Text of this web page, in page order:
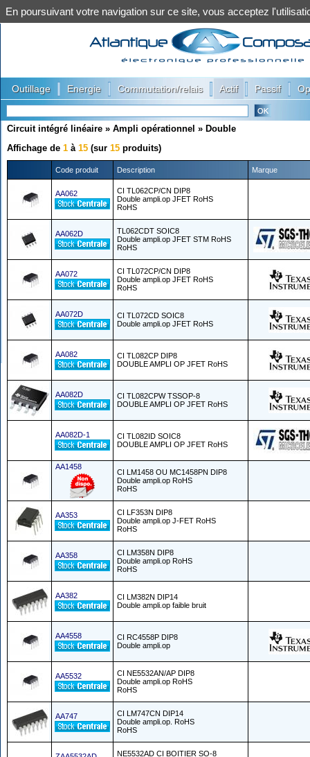
Outillage Energie Commutation/relais Actif Passif
Circuit intégré linéaire » Ampli opérationnel » Double
Affichage de 1 à 15 (sur 15 produits)
Code produit Description Marque
AA062
CI TL062CP/CN DIP8
Double ampli.op JFET RoHS
RoHS
AA062D
TL062CDT SOIC8
Double ampli.op JFET STM RoHS
RoHS
AA072
CI TL072CP/CN DIP8
Double ampli.op JFET RoHS
RoHS
AA072D
CI TL072CD SOIC8
Double ampli.op JFET RoHS
AA082
CI TL082CP DIP8
DOUBLE AMPLI OP JFET RoHS
AA082D
CI TL082CPW TSSOP-8
DOUBLE AMPLI OP JFET RoHS
AA082D-1
CI TL082ID SOIC8
DOUBLE AMPLI OP JFET RoHS
AA1458
CI LM1458 OU MC1458PN DIP8
Double ampli.op RoHS
RoHS
AA353
CI LF353N DIP8
Double ampli.op J-FET RoHS
RoHS
AA358
CI LM358N DIP8
Double ampli.op RoHS
RoHS
AA382
CI LM382N DIP14
Double ampli.op faible bruit
AA4558
CI RC4558P DIP8
Double ampli.op
AA5532
CI NE5532AN/AP DIP8
Double ampli.op RoHS
RoHS
AA747
CI LM747CN DIP14
Double ampli.op. RoHS
RoHS
NE5532AD CI BOITIER SO-8
En poursuivant votre navigation sur ce site, vous acceptez